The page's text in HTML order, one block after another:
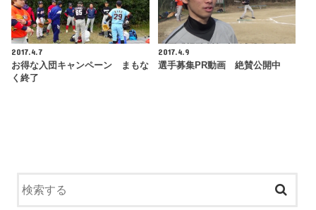
2017.4.7
お得な入団キャンペーン まもな
く終了
2017.4.9
選手募集PR動画 絶賛公開中